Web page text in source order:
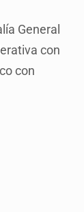
General
con
con